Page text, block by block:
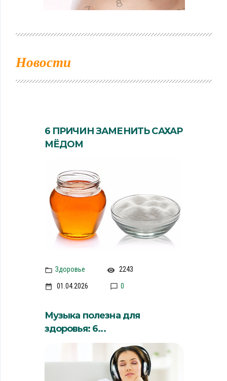
Новости
6 ПРИЧИН ЗАМЕНИТЬ САХАР
МЁДОМ
Здоровье 2243
01.04.2026 0
Музыка полезна для
здоровья: 6...